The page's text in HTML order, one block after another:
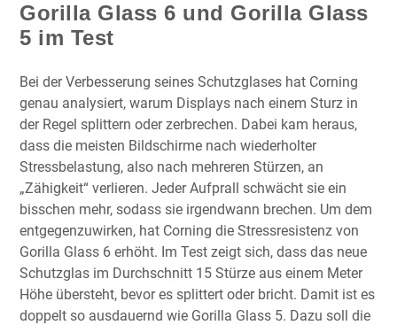
Gorilla Glass 6 und Gorilla Glass
5 im Test
Bei der Verbesserung seines Schutzglases hat Corning
genau analysiert, warum Displays nach einem Sturz in
der Regel splittern oder zerbrechen. Dabei kam heraus,
dass die meisten Bildschirme nach wiederholter
Stressbelastung, also nach mehreren Stürzen, an
„Zähigkeit“ verlieren. Jeder Aufprall schwächt sie ein
bisschen mehr, sodass sie irgendwann brechen. Um dem
entgegenzuwirken, hat Corning die Stressresistenz von
Gorilla Glass 6 erhöht. Im Test zeigt sich, dass das neue
Schutzglas im Durchschnitt 15 Stürze aus einem Meter
Höhe übersteht, bevor es splittert oder bricht. Damit ist es
doppelt so ausdauernd wie Gorilla Glass 5. Dazu soll die